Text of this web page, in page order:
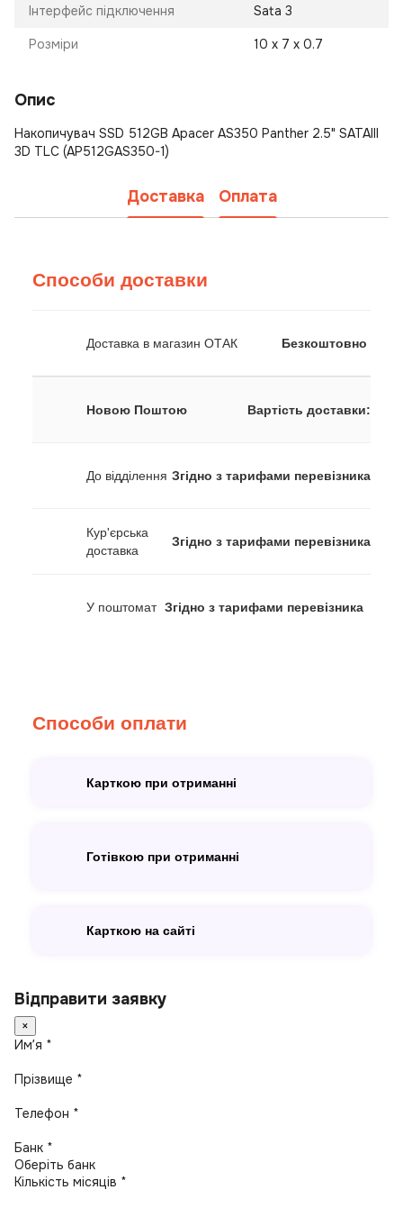
Інтерфейс підключення Sata 3
Розміри 10 х 7 х 0.7
Опис
Накопичувач SSD 512GB Apacer AS350 Panther 2.5" SATAIII
3D TLC (AP512GAS350-1)
Доставка Оплата
Способи доставки
Доставка в магазин ОТАК Безкоштовно
Новою Поштою Вартість доставки:
До відділення Згідно з тарифами перевізника
Кур'єрська
доставка
Згідно з тарифами перевізника
У поштомат Згідно з тарифами перевізника
Способи оплати
Карткою при отриманні
Готівкою при отриманні
Карткою на сайті
Відправити заявку
×
Имʼя *
Прізвище *
Телефон *
Банк *
Кількість місяців *